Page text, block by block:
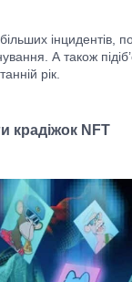
інцидентів,
А також
рік.
крадіжок NFT